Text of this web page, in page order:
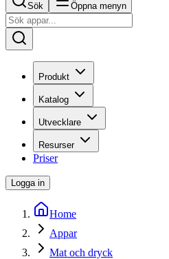
Sök Öppna menyn
Produkt
Katalog
Utvecklare
Resurser
Priser
Logga in
Home
Appar
Mat och dryck